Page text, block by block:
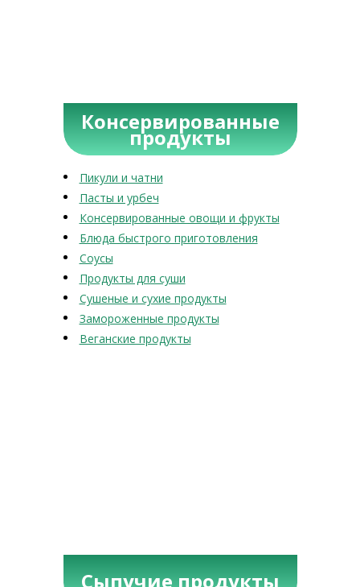
Консервированные
продукты
Пикули и чатни
Пасты и урбеч
Консервированные овощи и фрукты
Блюда быстрого приготовления
Соусы
Продукты для суши
Сушеные и сухие продукты
Замороженные продукты
Веганские продукты
Сыпучие продукты